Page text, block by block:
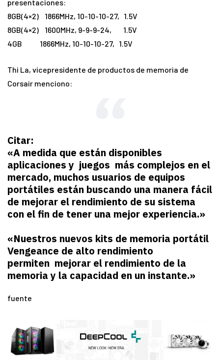
presentaciones:
8GB(4×2) 1866MHz, 10-10-10-27, 1.5V
8GB(4×2) 1600MHz, 9-9-9-24, 1.5V
4GB 1866MHz, 10-10-10-27, 1.5V
Thi La, vicepresidente de productos de memoria de
Corsair menciono:
Citar:
«A medida que están disponibles
aplicaciones y juegos más complejos en el
mercado, muchos usuarios de equipos
portátiles están buscando una manera fácil
de mejorar el rendimiento de su sistema
con el fin de tener una mejor experiencia.»
«Nuestros nuevos kits de memoria portátil
Vengeance de alto rendimiento
permiten mejorar el rendimiento de la
memoria y la capacidad en un instante.»
fuente